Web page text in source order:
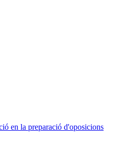
en la preparació d'oposicions